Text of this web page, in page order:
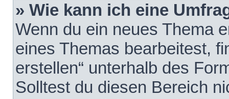
» Wie kann ich eine
Wenn du ein neues Thema
eines Themas bearbeitest,
erstellen“ unterhalb des
Solltest du diesen Bereich